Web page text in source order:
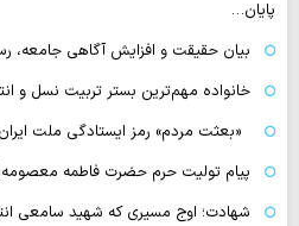
پایان…
بیان حقیقت و افزایش آگاهی جامعه،
خانواده مهم‌ترین بستر تربیت نسل و
«بعثت مردم» رمز ایستادگی ملت
پیام تولیت حرم حضرت فاطمه
شهادت؛ اوج مسیری که شهید سامعی